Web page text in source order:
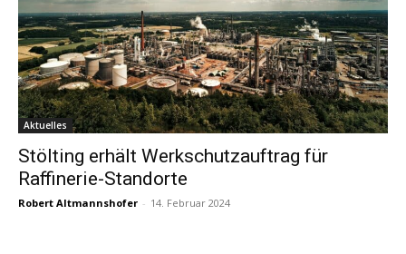
Aktuelles
Stölting erhält Werkschutzauftrag für
Raffinerie-Standorte
Robert Altmannshofer - 14. Februar 2024